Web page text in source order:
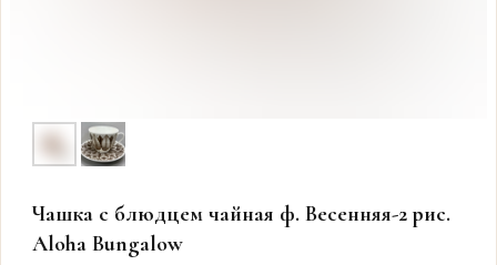
Чашка с блюдцем чайная ф. Весенняя-2 рис.
Aloha Bungalow